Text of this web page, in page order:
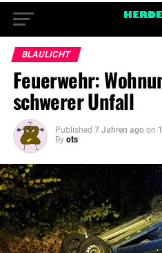
BLAULICHT
Feuerwehr:
schwerer Unfall
Published 7 Jahren ago on
By ots